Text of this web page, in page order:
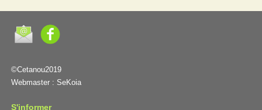
©Cetanou2019
Webmaster : SeKoia
S'informer